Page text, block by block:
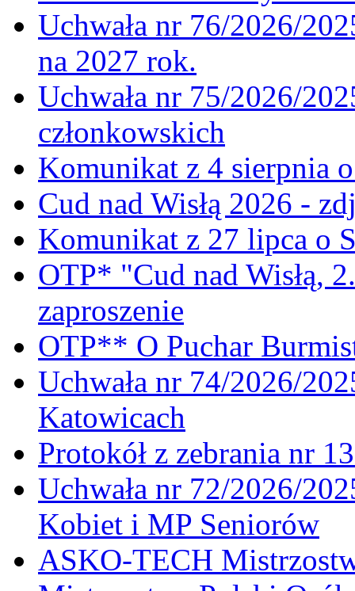
Uchwała nr 76/2026/
na 2027 rok.
Uchwała nr 75/2026/
członkowskich
Komunikat z 4 sierpnia
Cud nad Wisłą 2026 -
Komunikat z 27 lipca o
OTP* "Cud nad Wisłą,
zaproszenie
OTP** O Puchar
Uchwała nr 74/2026/
Katowicach
Protokół z zebrania nr
Uchwała nr 72/2026/
Kobiet i MP Seniorów
ASKO-TECH